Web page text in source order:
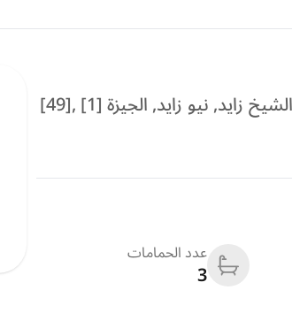
شقة للبيع في كمبوند زايد هايتس, بيت الوطن الشيخ زايد, الشيخ زايد, نيو زايد, الجيزة [1] ,[49]
عدد الحمامات
3